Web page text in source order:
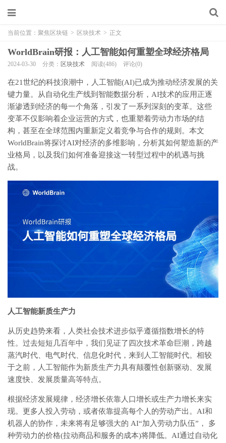
当前位置： 聚焦区块链 > 区块技术 > 正文
WorldBrain研报：人工智能如何重塑全球经济格局
2024-03-30 分类： 区块技术 阅读(486) 评论(0)
在21世纪的科技浪潮中，人工智能(AI)已成为推动经济发展的关
键力量。从自动化生产线到智能数据分析，AI技术的应用正逐
渐渗透到经济的每一个角落，引发了一系列深刻的变革。这些
变革不仅影响着企业运营的方式，也重塑着劳动力市场的结
构，甚至在全球范围内重新定义着竞争与合作的规则。本文
WorldBrain将探讨AI对经济的多维影响，分析其如何塑造新的产
业格局，以及我们如何准备迎接这一转型过程中的机遇与挑
战。
人工智能新质生产力
从历史趋势来看，人类社会技术进步似乎遵循指数增长的特
性。过去短短几百年中，我们见证了四次技术革命巨潮，跨越
蒸汽时代、电气时代、信息化时代，来到人工智能时代。相较
于之前，人工智能作为新质生产力具有颠覆性创新驱动、发展
速度快、发展质量高等特点。
根据经济发展规律，经济增长依靠人口增长或生产力增长来实
现。更多人投入劳动，或者依靠提高每个人的劳动产出。AI和
机器人的协作，未来将有足够强大的 AI“加入劳动力队伍”， 多
种劳动力的价格(拉动商品和服务的成本)将降低。AI通过自动化